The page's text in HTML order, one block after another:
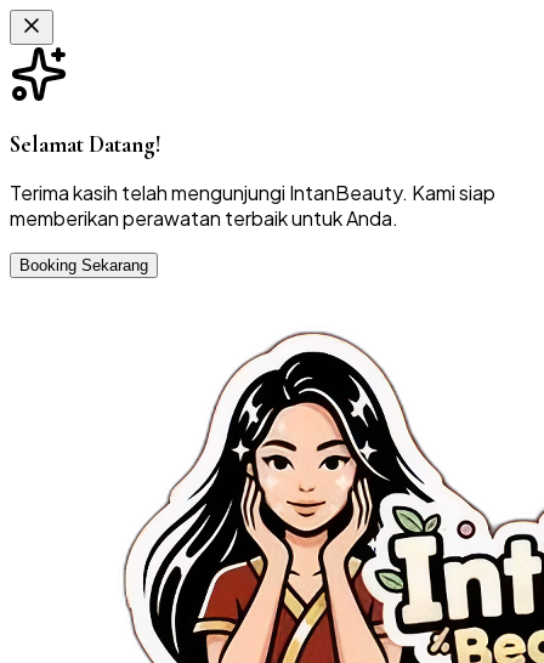
Selamat Datang!
Terima kasih telah mengunjungi IntanBeauty. Kami siap
memberikan perawatan terbaik untuk Anda.
Booking Sekarang